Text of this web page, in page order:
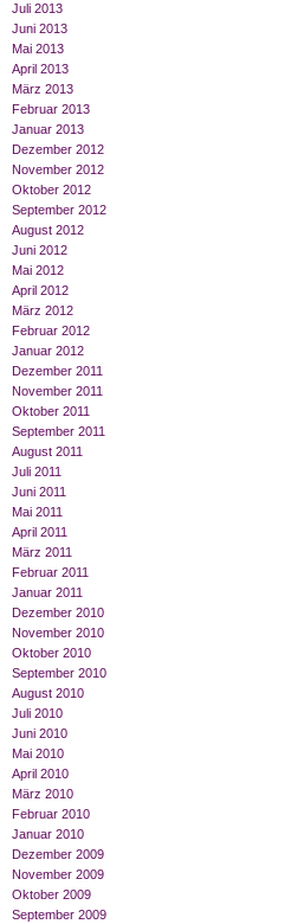
Juli 2013
Juni 2013
Mai 2013
April 2013
März 2013
Februar 2013
Januar 2013
Dezember 2012
November 2012
Oktober 2012
September 2012
August 2012
Juni 2012
Mai 2012
April 2012
März 2012
Februar 2012
Januar 2012
Dezember 2011
November 2011
Oktober 2011
September 2011
August 2011
Juli 2011
Juni 2011
Mai 2011
April 2011
März 2011
Februar 2011
Januar 2011
Dezember 2010
November 2010
Oktober 2010
September 2010
August 2010
Juli 2010
Juni 2010
Mai 2010
April 2010
März 2010
Februar 2010
Januar 2010
Dezember 2009
November 2009
Oktober 2009
September 2009